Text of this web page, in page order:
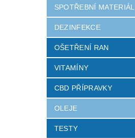
SPOTŘEBNÍ MATERIÁL
DEZINFEKCE
OŠETŘENÍ RAN
VITAMÍNY
CBD PŘÍPRAVKY
OLEJE
TESTY